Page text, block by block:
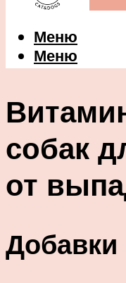
Меню
Меню
собак
от
Добавки